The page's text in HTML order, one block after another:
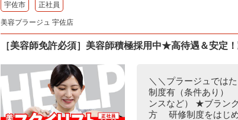
宇佐市 正社員
美容プラージュ 宇佐店
［美容師免許必須］美容師積極採用中★高待遇＆安定
＼＼プラージュでは
制度有（条件あり）
ンスなど） ★ブラン
方 研修制度をはじ